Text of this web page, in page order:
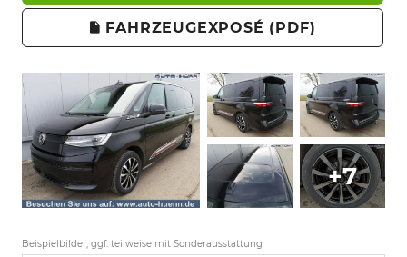
FAHRZEUGEXPOSÉ (PDF)
+7
Beispielbilder, ggf. teilweise mit Sonderausstattung